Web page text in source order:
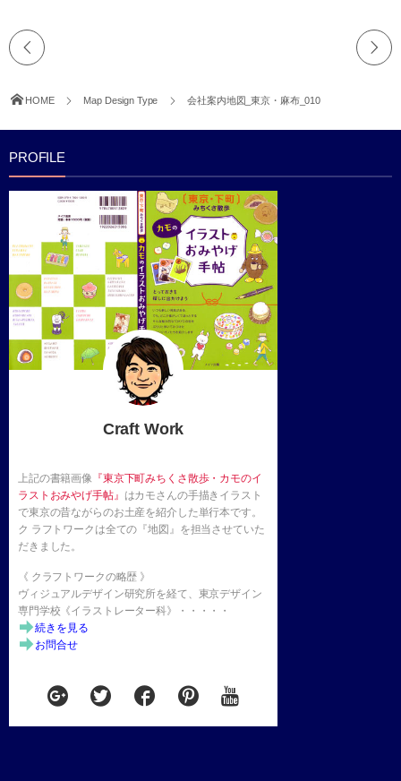
HOME Map Design Type 会社案内地図_東京・麻布_010
PROFILE
Craft Work
上記の書籍画像 『東京下町みちくさ散歩・カモのイ
ラストおみやげ手帖』 はカモさんの手描きイラスト
で東京の昔ながらのお土産を紹介した単行本です。
ク ラフトワークは全ての『地図』を担当させていた
だきました。
《 クラフトワークの略歴 》
ヴィジュアルデザイン研究所を経て、東京デザイン
専門学校《イラストレーター科》・・・・・
続きを見る
お問合せ